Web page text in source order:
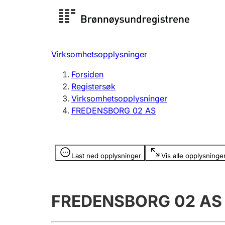
Registersøk
Registrere, endre, slette
Virksomhetsopplysninger
Forsiden
Registersøk
Virksomhetsopplysninger
FREDENSBORG 02 AS
Last ned opplysninger Vis alle
Opplysninger er skjult
FREDENSBORG 02 AS